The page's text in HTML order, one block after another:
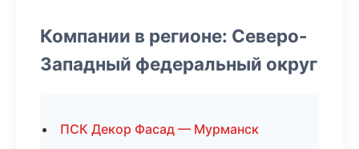
Компании в регионе: Северо-
Западный федеральный округ
ПСК Декор Фасад — Мурманск